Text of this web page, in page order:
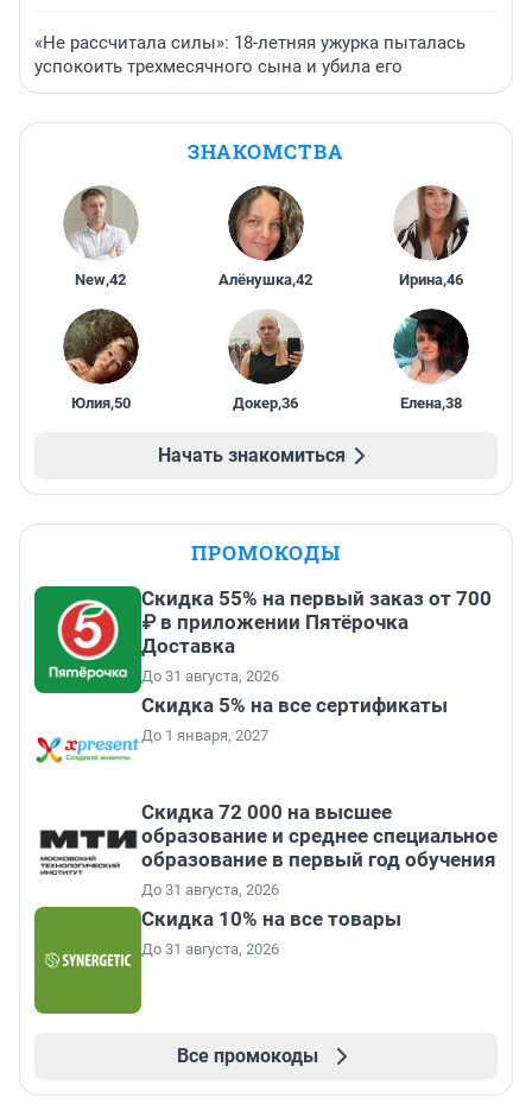
«Не рассчитала силы»: 18-летняя ужурка пыталась
успокоить трехмесячного сына и убила его
ЗНАКОМСТВА
New,42 Алёнушка,42 Ирина,46
Юлия,50 Докер,36 Елена,38
Начать знакомиться
ПРОМОКОДЫ
Скидка 55% на первый заказ от 700
₽ в приложении Пятёрочка
Доставка
До 31 августа, 2026
Скидка 5% на все сертификаты
До 1 января, 2027
Скидка 72 000 на высшее
образование и среднее специальное
образование в первый год обучения
До 31 августа, 2026
Скидка 10% на все товары
До 31 августа, 2026
Все промокоды